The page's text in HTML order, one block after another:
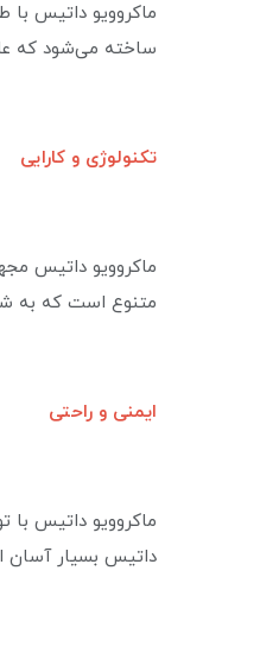
ماکروویو داتیس با
ساخته می‌شود که
تکنولوژی و کارایی
ماکروویو داتیس
متنوع است که به
ایمنی و راحتی
ماکروویو داتیس
داتیس بسیار آسان